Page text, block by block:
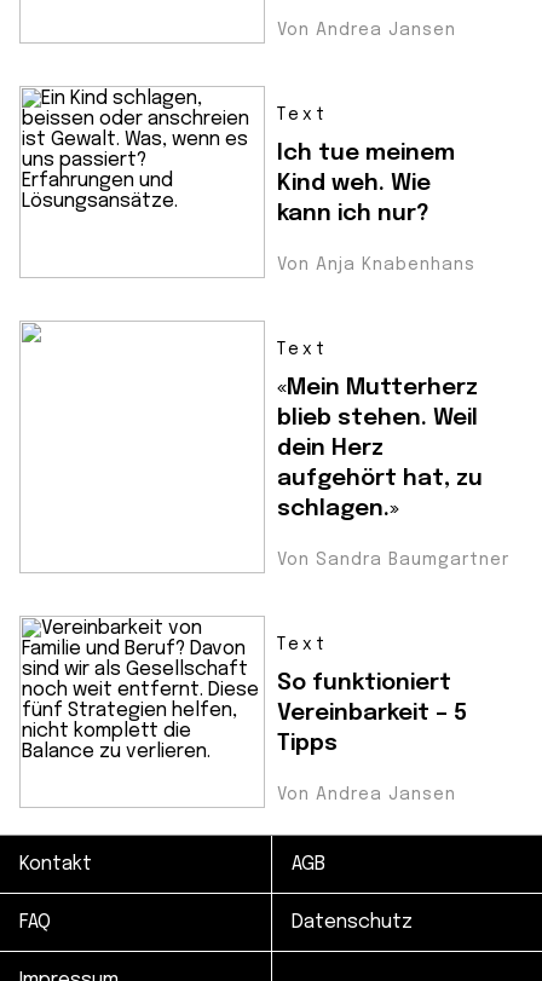
Von Andrea Jansen
Text
Ich tue meinem
Kind weh. Wie
kann ich nur?
Von Anja Knabenhans
Text
«Mein Mutterherz
blieb stehen. Weil
dein Herz
aufgehört hat, zu
schlagen.»
Von Sandra Baumgartner
Text
So funktioniert
Vereinbarkeit – 5
Tipps
Von Andrea Jansen
Kontakt AGB
FAQ Datenschutz